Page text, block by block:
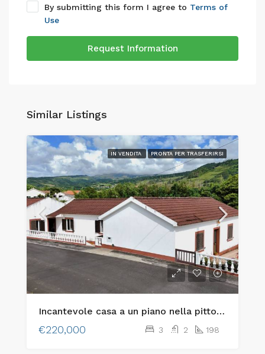
By submitting this form I agree to Terms of
Use
Request Information
Similar Listings
IN VENDITA PRONTA PER TRASFERIRSI
Incantevole casa a un piano nella pittoresca località di Flamengos, a Horta
€220,000 3 2 198